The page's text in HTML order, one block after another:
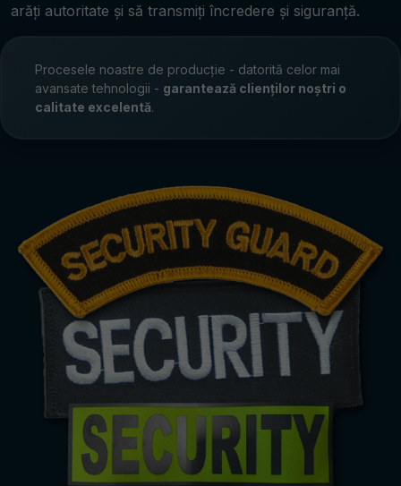
arăți autoritate și să transmiți încredere și siguranță.
Procesele noastre de producție - datorită celor mai
avansate tehnologii - garantează clienților noștri o
calitate excelentă.